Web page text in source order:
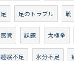
足 足のトラブル 靴
感覚 課題 太極拳
睡眠不足 水分不足